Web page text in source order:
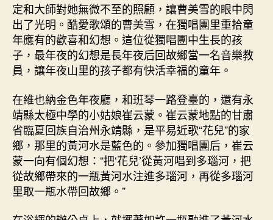
定和大師對她無微不至的照顧，讓曹美雪的眼中閃
出了光明。酷愛歌頌的曹美雪，在獨唱團里重拾童
年應有的歡喜和幻想。這位從獨唱團中生長的孩
子，最年夜的幻想是長年夜后回故鄉當一名音樂教
員，讓年夜山里的孩子都有快活幸福的童年。
在維也納金色年夜廳，和班琴一路登臺的，還有永
靖縣太極中學的小姑娘崔云蒙。崔云蒙地點的甘肅
省臨夏回族自治州永靖縣，是平易近歌“花兒”的家
鄉，那里的黃河水是藍色的。參加獨唱團后，崔云
蒙一向有個幻想：“把‘花兒’從黃河唱到多瑙河，把
從故鄉帶來的一瓶黃河水注進多瑙河，再從多瑙河
里取一瓶水帶回故鄉。”